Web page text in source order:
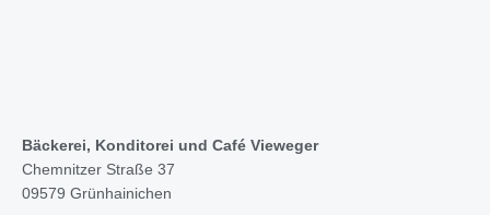
Bäckerei, Konditorei und Café Vieweger
Chemnitzer Straße 37
09579 Grünhainichen